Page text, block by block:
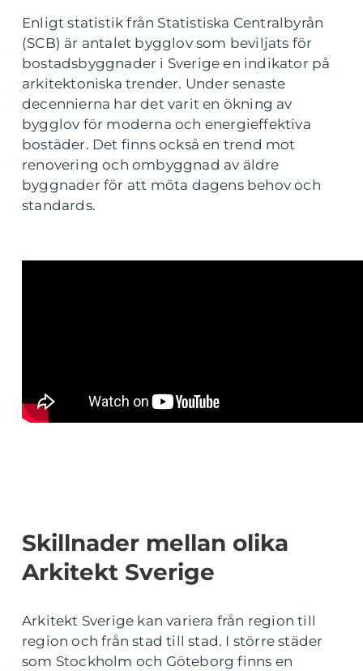
Enligt statistik från Statistiska Centralbyrån
(SCB) är antalet bygglov som beviljats för
bostadsbyggnader i Sverige en indikator på
arkitektoniska trender. Under senaste
decennierna har det varit en ökning av
bygglov för moderna och energieffektiva
bostäder. Det finns också en trend mot
renovering och ombyggnad av äldre
byggnader för att möta dagens behov och
standards.
Skillnader mellan olika
Arkitekt Sverige
Arkitekt Sverige kan variera från region till
region och från stad till stad. I större städer
som Stockholm och Göteborg finns en